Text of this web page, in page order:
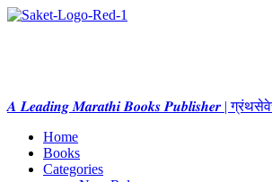
𝑨 𝑳𝒆𝒂𝒅𝒊𝒏𝒈 𝑴𝒂𝒓𝒂𝒕𝒉𝒊 𝑩𝒐𝒐𝒌𝒔 𝑷𝒖𝒃𝒍𝒊𝒔𝒉𝒆𝒓 |
Home
Books
Categories